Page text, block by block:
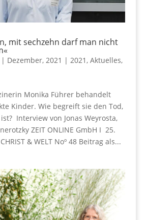
mit sechzehn darf man nicht
| Dezember, 2021 | 2021 , Aktuelles,
Monika Führer behandelt
Kinder. Wie begreift sie den Tod,
Interview von Jonas Weyrosta,
ZEIT ONLINE GmbH I 25.
& WELT Noº 48 Beitrag als...